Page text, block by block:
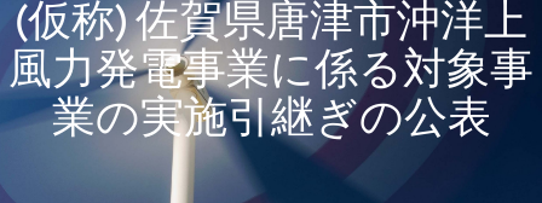
(仮称) 佐賀県唐津市沖洋上
風力発電事業に係る対象事
業の実施引継ぎの公表